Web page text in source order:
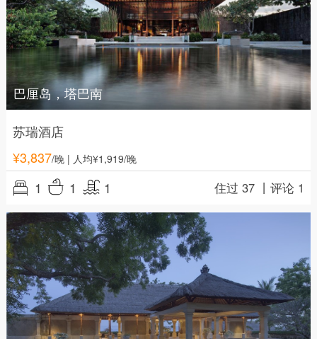
巴厘岛，塔巴南
苏瑞酒店
¥3,837/晚| 人均¥1,919/晚
1 1 1 住过 37 丨评论 1